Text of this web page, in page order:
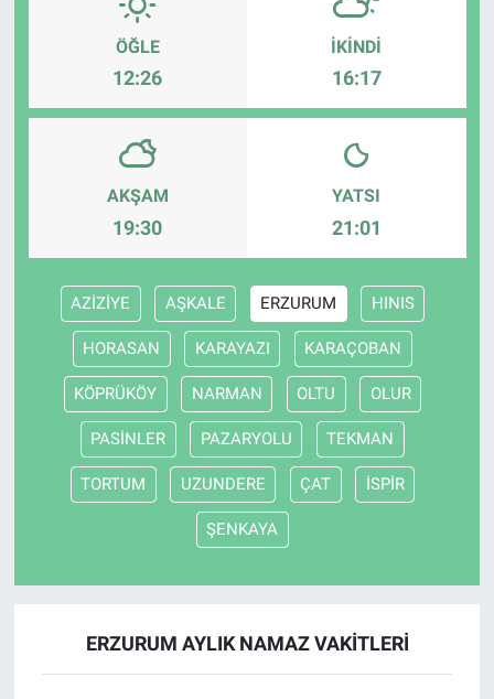
ÖĞLE
12:26
İKINDI
16:17
AKŞAM
19:30
YATSI
21:01
AZİZİYE AŞKALE ERZURUM HINIS
HORASAN KARAYAZI KARAÇOBAN
KÖPRÜKÖY NARMAN OLTU OLUR
PASİNLER PAZARYOLU TEKMAN
TORTUM UZUNDERE ÇAT İSPİR
ŞENKAYA
ERZURUM AYLIK NAMAZ VAKITLERI